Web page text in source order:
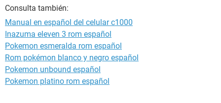
Consulta también:
Manual en español del celular c1000
Inazuma eleven 3 rom español
Pokemon esmeralda rom español
Rom pokémon blanco y negro español
Pokemon unbound español
Pokemon platino rom español